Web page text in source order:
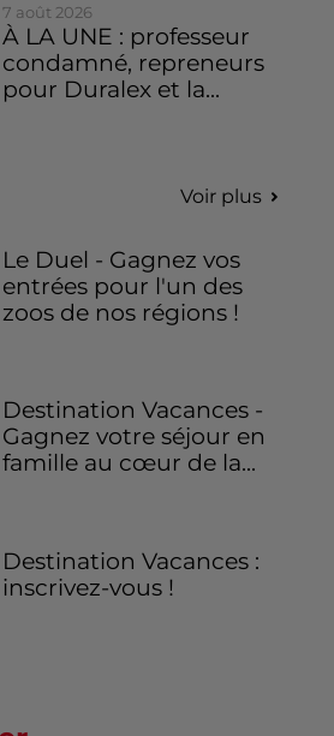
7 août 2026
À LA UNE : professeur
condamné, repreneurs
pour Duralex et la...
Voir plus
Le Duel - Gagnez vos
entrées pour l'un des
zoos de nos régions !
Destination Vacances -
Gagnez votre séjour en
famille au cœur de la...
Destination Vacances :
inscrivez-vous !